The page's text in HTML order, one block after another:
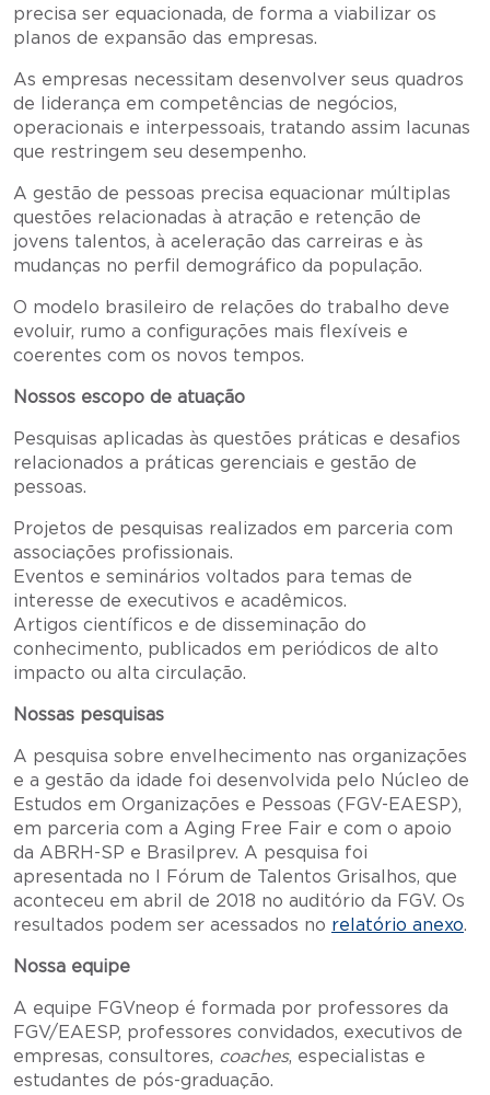
precisa ser equacionada, de forma a viabilizar os
planos de expansão das empresas.
As empresas necessitam desenvolver seus quadros
de liderança em competências de negócios,
operacionais e interpessoais, tratando assim lacunas
que restringem seu desempenho.
A gestão de pessoas precisa equacionar múltiplas
questões relacionadas à atração e retenção de
jovens talentos, à aceleração das carreiras e às
mudanças no perfil demográfico da população.
O modelo brasileiro de relações do trabalho deve
evoluir, rumo a configurações mais flexíveis e
coerentes com os novos tempos.
Nossos escopo de atuação
Pesquisas aplicadas às questões práticas e desafios
relacionados a práticas gerenciais e gestão de
pessoas.
Projetos de pesquisas realizados em parceria com
associações profissionais.
Eventos e seminários voltados para temas de
interesse de executivos e acadêmicos.
Artigos científicos e de disseminação do
conhecimento, publicados em periódicos de alto
impacto ou alta circulação.
Nossas pesquisas
A pesquisa sobre envelhecimento nas organizações
e a gestão da idade foi desenvolvida pelo Núcleo de
Estudos em Organizações e Pessoas (FGV-EAESP),
em parceria com a Aging Free Fair e com o apoio
da ABRH-SP e Brasilprev. A pesquisa foi
apresentada no I Fórum de Talentos Grisalhos, que
aconteceu em abril de 2018 no auditório da FGV. Os
resultados podem ser acessados no relatório anexo.
Nossa equipe
A equipe FGVneop é formada por professores da
FGV/EAESP, professores convidados, executivos de
empresas, consultores, coaches, especialistas e
estudantes de pós-graduação.